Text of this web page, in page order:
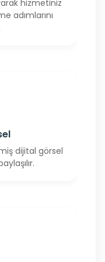
hizmetiniz
adımlarını
dijital görsel